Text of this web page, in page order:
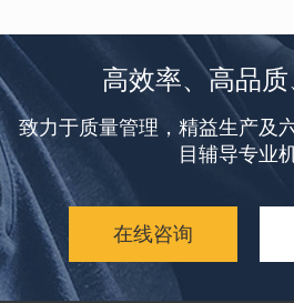
高效率、高品
致力于质量管理，精益生产及
目辅导专业
在线咨询